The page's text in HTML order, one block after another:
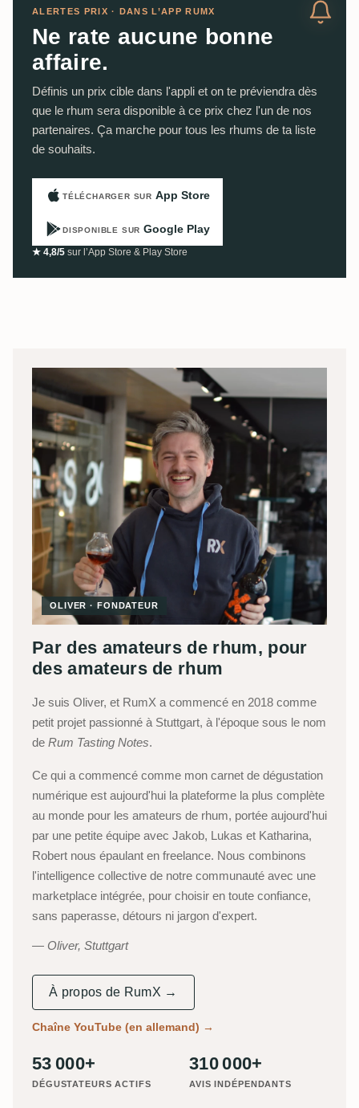
ALERTES PRIX · DANS L’APP RUMX
Ne rate aucune bonne
affaire.
Définis un prix cible dans l'appli et on te préviendra dès
que le rhum sera disponible à ce prix chez l'un de nos
partenaires. Ça marche pour tous les rhums de ta liste
de souhaits.
TÉLÉCHARGER SUR App Store
DISPONIBLE SUR Google Play
★ 4,8/5 sur l’App Store & Play Store
OLIVER · FONDATEUR
Par des amateurs de rhum, pour
des amateurs de rhum
Je suis Oliver, et RumX a commencé en 2018 comme
petit projet passionné à Stuttgart, à l'époque sous le nom
de Rum Tasting Notes.
Ce qui a commencé comme mon carnet de dégustation
numérique est aujourd'hui la plateforme la plus complète
au monde pour les amateurs de rhum, portée aujourd'hui
par une petite équipe avec Jakob, Lukas et Katharina,
Robert nous épaulant en freelance. Nous combinons
l'intelligence collective de notre communauté avec une
marketplace intégrée, pour choisir en toute confiance,
sans paperasse, détours ni jargon d'expert.
Oliver, Stuttgart
À propos de RumX →
Chaîne YouTube (en allemand) →
53 000+
DÉGUSTATEURS ACTIFS
310 000+
AVIS INDÉPENDANTS